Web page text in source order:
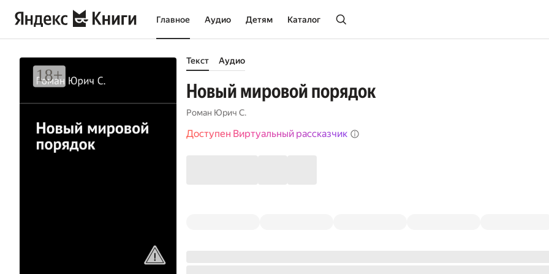
Главное Аудио Детям Каталог
Текст Аудио
Новый мировой порядок
Роман Юрич С.
Доступен Виртуальный рассказчик